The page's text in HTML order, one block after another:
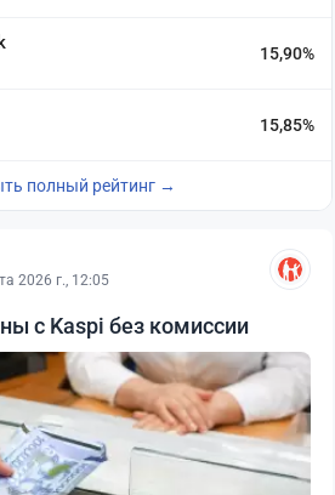
15,90%
15,85%
полный рейтинг →
2026 г., 12:05
с Kaspi без комиссии